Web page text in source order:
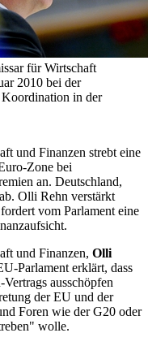
für Wirtschaft
2010 bei der
in der
und Finanzen strebt eine
Zone bei
an. Deutschland,
Olli Rehn verstärkt
vom Parlament eine
und Finanzen, Olli
Parlament erklärt, dass
ausschöpfen
der EU und der
Foren wie der G20 oder
wolle.